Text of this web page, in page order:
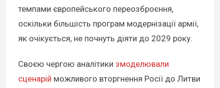
темпами європейського переозброєння,
оскільки більшість програм модернізації армії,
як очікується, не почнуть діяти до 2029 року.
Своєю чергою аналітики змоделювали
сценарій можливого вторгнення Росії до Литви